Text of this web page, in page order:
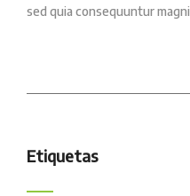
sed quia consequuntur magni
Etiquetas